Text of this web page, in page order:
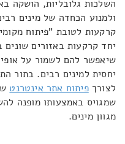
השלכות גלובליות, הושקה
ולמנוע הכחדה של מינים
קרקעות לטובת "פיתוח
יחד קרקעות באזורים
שיאפשר להם לשמור על
יחסית למינים רבים. בתור
לצורךפיתוח אתר אינטרנט
שמגויס באמצעותו מופנה
מגוון מינים.